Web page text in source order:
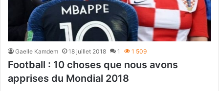
Gaelle Kamdem 18 juillet 2018 1 1 509
Football : 10 choses que nous avons
apprises du Mondial 2018